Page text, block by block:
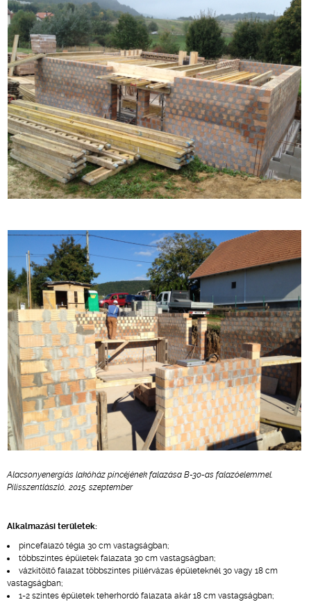
Alacsonyenergiás lakóház pincéjének falazása B-30-as falazóelemmel.
Pilisszentlászló, 2015. szeptember
Alkalmazási területek:
pincefalazó tégla 30 cm vastagságban;
többszintes épületek falazata 30 cm vastagságban;
vázkitöltő falazat többszintes pillérvázas épületeknél 30 vagy 18 cm
vastagságban;
1-2 szintes épületek teherhordó falazata akár 18 cm vastagságban;